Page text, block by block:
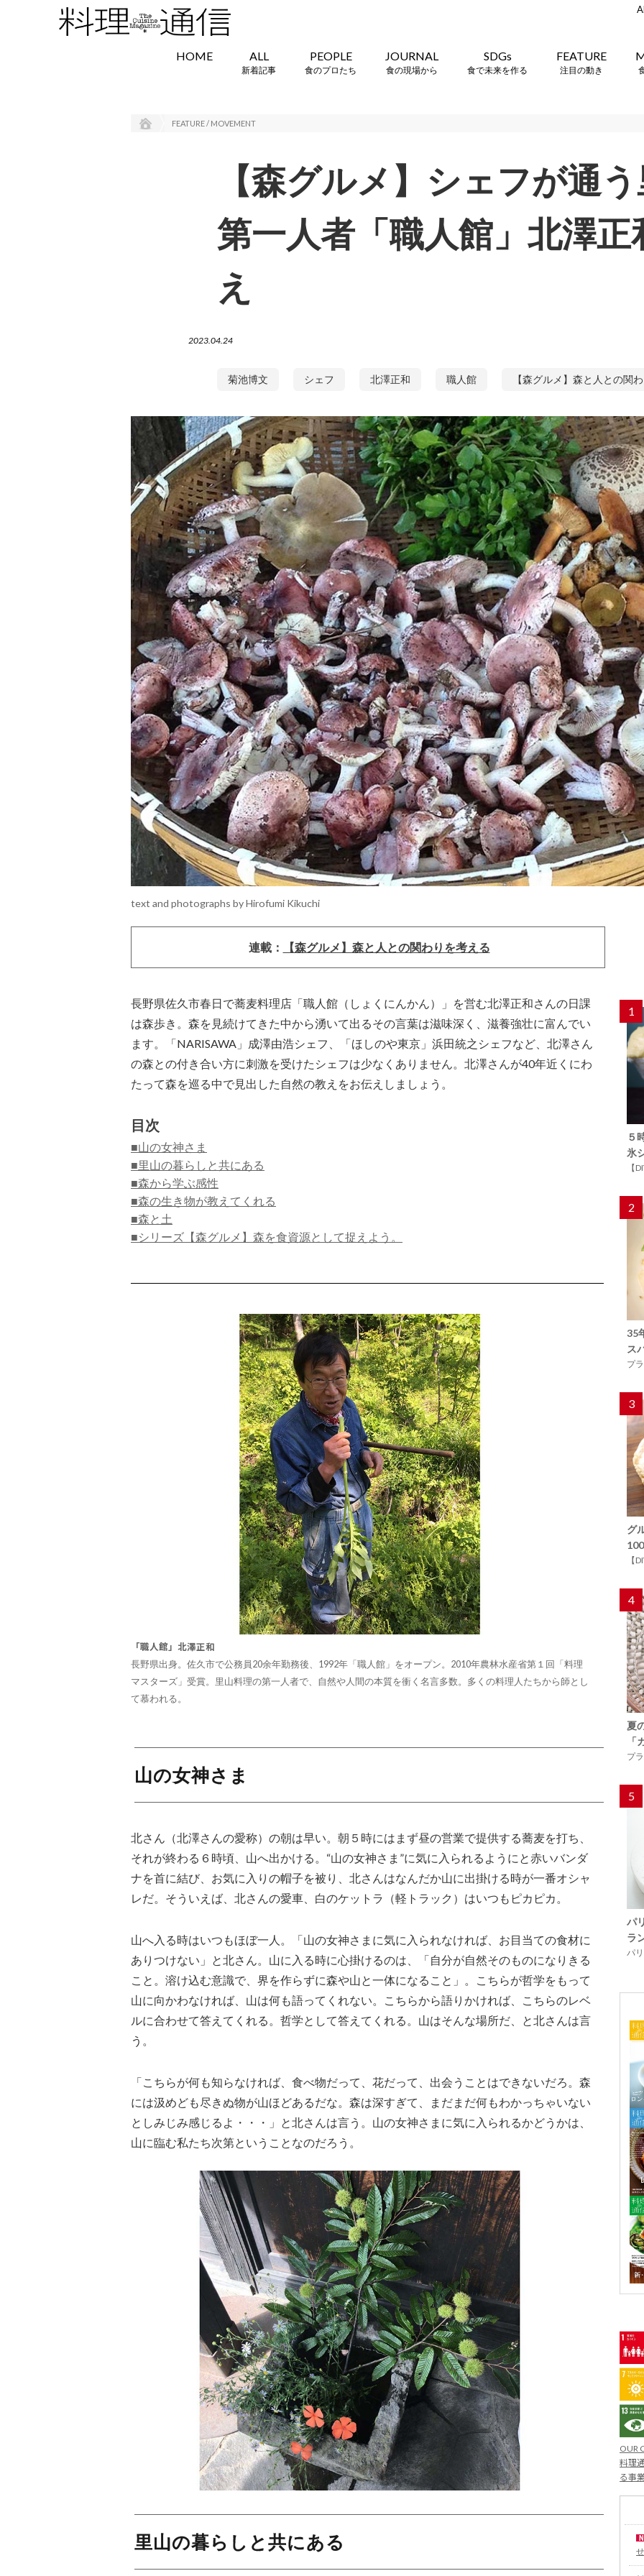
HOME ALL
新着記事
PEOPLE
食のプロたち
JOURNAL
食の現場から
SDGs
食で未来を作る
FEATURE
注目の動き
FEATURE / MOVEMENT
【森グルメ】シェフが通
第一人者「職人館」北澤
え
2023.04.24
菊池博文 シェフ 北澤正和 職人館 【森グルメ】森と人との関
text and photographs by Hirofumi Kikuchi
連載： 【森グルメ】森と人との関わりを考える
長野県佐久市春日で蕎麦料理店「職人館（しょくにんかん）」を営む北澤正和さんの日課
は森歩き。森を見続けてきた中から湧いて出るその言葉は滋味深く、滋養強壮に富んでい
ます。「NARISAWA」成澤由浩シェフ、「ほしのや東京」浜田統之シェフなど、北澤さん
の森との付き合い方に刺激を受けたシェフは少なくありません。北澤さんが40年近くにわ
たって森を巡る中で見出した自然の教えをお伝えしましょう。
目次
■山の女神さま
■里山の暮らしと共にある
■森から学ぶ感性
■森の生き物が教えてくれる
■森と土
■シリーズ【森グルメ】森を食資源として捉えよう。
「職人館」北澤正和
長野県出身。佐久市で公務員20余年勤務後、1992年「職人館」をオープン。2010年農林水産省第１回「料理
マスターズ」受賞。里山料理の第一人者で、自然や人間の本質を衝く名言多数。多くの料理人たちから師とし
て慕われる。
山の女神さま
北さん（北澤さんの愛称）の朝は早い。朝５時にはまず昼の営業で提供する蕎麦を打ち、
それが終わる６時頃、山へ出かける。“山の女神さま”に気に入られるようにと赤いバンダ
ナを首に結び、お気に入りの帽子を被り、北さんはなんだか山に出掛ける時が一番オシャ
レだ。そういえば、北さんの愛車、白のケットラ（軽トラック）はいつもピカピカ。
山へ入る時はいつもほぼ一人。「山の女神さまに気に入られなければ、お目当ての食材に
ありつけない」と北さん。山に入る時に心掛けるのは、「自分が自然そのものになりきる
こと。溶け込む意識で、界を作らずに森や山と一体になること」。こちらが哲学をもって
山に向かわなければ、山は何も語ってくれない。こちらから語りかければ、こちらのレベ
ルに合わせて答えてくれる。哲学として答えてくれる。山はそんな場所だ、と北さんは言
う。
「こちらが何も知らなければ、食べ物だって、花だって、出会うことはできないだろ。森
には汲めども尽きぬ物が山ほどあるだな。森は深すぎて、まだまだ何もわかっちゃいない
としみじみ感じるよ・・・」と北さんは言う。山の女神さまに気に入られるかどうかは、
山に臨む私たち次第ということなのだろう。
里山の暮らしと共にある
1
５
氷
【
2
35
ス
プ
3
グ
【
4
夏
「
プ
5
パ
ラ
パ
OUR
料理
る事
せ